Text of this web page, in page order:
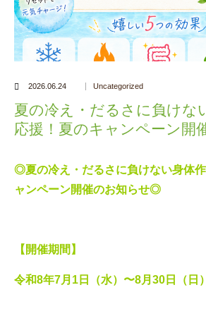
2026.06.24 Uncategorized
夏の冷え・だるさに負けな
応援！夏のキャンペーン開
◎夏の冷え・だるさに負けない身体
ャンペーン開催のお知らせ◎
【開催期間】
令和8年7月1日（水）〜8月30日（日）